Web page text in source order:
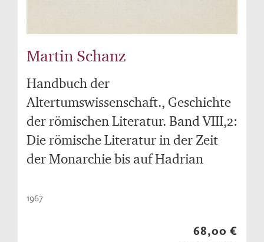
Martin Schanz
Handbuch der
Altertumswissenschaft., Geschichte
der römischen Literatur. Band VIII,2:
Die römische Literatur in der Zeit
der Monarchie bis auf Hadrian
1967
68,00 €